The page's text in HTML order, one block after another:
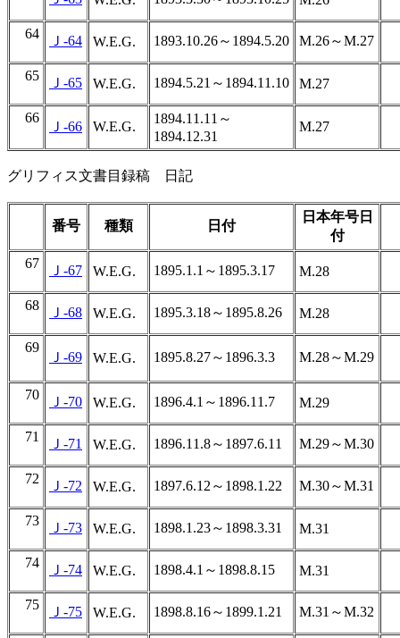
64 Ｊ-64 W.E.G. 1893.10.26～1894.5.20 M.26～M.27
65 Ｊ-65 W.E.G. 1894.5.21～1894.11.10 M.27
66
Ｊ-66 W.E.G.
1894.11.11～
1894.12.31
M.27
グリフィス文書目録稿 日記
番号 種類 日付
日本年号日
付
67
Ｊ-67 W.E.G. 1895.1.1～1895.3.17 M.28
68 Ｊ-68 W.E.G. 1895.3.18～1895.8.26 M.28
69
Ｊ-69 W.E.G. 1895.8.27～1896.3.3 M.28～M.29
70 Ｊ-70 W.E.G. 1896.4.1～1896.11.7 M.29
71 Ｊ-71 W.E.G. 1896.11.8～1897.6.11 M.29～M.30
72 Ｊ-72 W.E.G. 1897.6.12～1898.1.22 M.30～M.31
73 Ｊ-73 W.E.G. 1898.1.23～1898.3.31 M.31
74 Ｊ-74 W.E.G. 1898.4.1～1898.8.15 M.31
75 Ｊ-75 W.E.G. 1898.8.16～1899.1.21 M.31～M.32